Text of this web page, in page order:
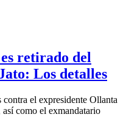
retirado del
Los detalles
contra el expresidente Ollanta
como el exmandatario